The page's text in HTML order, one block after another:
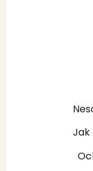
Jak